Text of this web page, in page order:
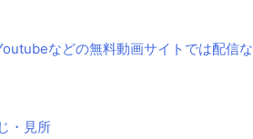
などの無料動画サイトでは配信な
・見所